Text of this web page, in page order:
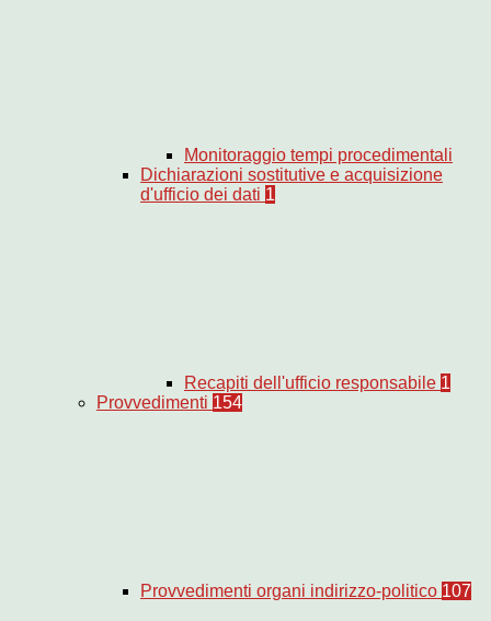
Monitoraggio tempi procedimentali
Dichiarazioni sostitutive e acquisizione
d'ufficio dei dati 1
Recapiti dell'ufficio responsabile 1
Provvedimenti 154
Provvedimenti organi indirizzo-politico 107